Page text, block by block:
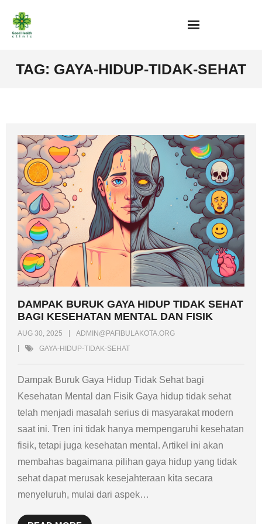
content
TAG: GAYA-HIDUP-TIDAK-SEHAT
DAMPAK BURUK GAYA HIDUP TIDAK SEHAT
BAGI KESEHATAN MENTAL DAN FISIK
AUG 30, 2025
ADMIN@PAFIBULAKOTA.ORG
GAYA-HIDUP-TIDAK-SEHAT
Dampak Buruk Gaya Hidup Tidak Sehat bagi
Kesehatan Mental dan Fisik Gaya hidup tidak sehat
telah menjadi masalah serius di masyarakat modern
saat ini. Tren ini tidak hanya mempengaruhi kesehatan
fisik, tetapi juga kesehatan mental. Artikel ini akan
membahas bagaimana pilihan gaya hidup yang tidak
sehat dapat merusak kesejahteraan kita secara
menyeluruh, mulai dari aspek…